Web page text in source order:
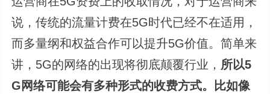
说，传统的流量计费在5G时代已经不在适用，
而多量纲和权益合作可以提升5G价值。简单来
讲，5G的网络的出现将彻底颠覆行业， 所以5
G网络可能会有多种形式的收费方式。比如像